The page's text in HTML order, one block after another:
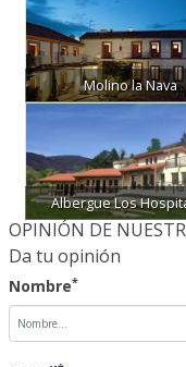
Molino la Nava
Albergue Los
OPINIÓN DE
Da tu opinión
Nombre*